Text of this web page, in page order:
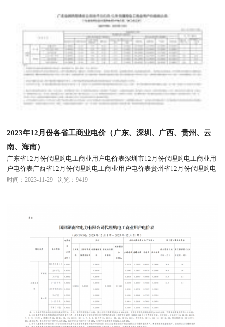
2023年12月份各省工商业电价（广东、深圳、广西、贵州、云
南、海南）
广东省12月份代理购电工商业用户电价表深圳市12月份代理购电工商业用
户电价表广西省12月份代理购电工商业用户电价表贵州省12月份代理购电
工商业用户电价表云南省12月份代理购电工商业用户电价表海南省12月份
时间：2023-11-29 浏览：9419